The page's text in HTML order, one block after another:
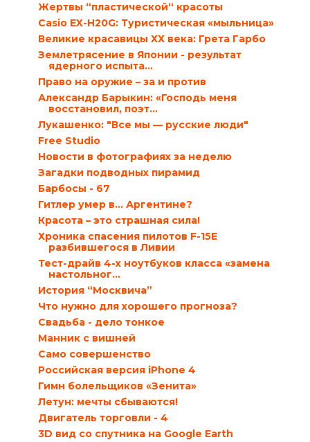
Жертвы “пластической“ красоты
Casio EX-H20G: Туристическая «мыльница»
Великие красавицы ХХ века: Грета Гарбо
Землетрясение в Японии - результат
ядерного испыта...
Право на оружие – за и против
Александр Барыкин: «Господь меня
восстановил, поэт...
Лукашенко: "Все мы — русские люди"
Free Studio
Новости в фотографиях за неделю
Загадки подводных пирамид
Барбосы - 67
Гитлер умер в… Аргентине?
Красота – это страшная сила!
Хроника спасения пилотов F-15E
разбившегося в Ливии
Тест-драйв 4-х ноутбуков класса «замена
настольног...
История “Москвича”
Что нужно для хорошего прогноза?
Свадьба - дело тонкое
Манник с вишней
Само совершенство
Российская версия iPhone 4
Гимн болельщиков «Зенита»
Летун: мечты сбываются!
Двигатель торговли - 4
3D вид со спутника на Google Earth